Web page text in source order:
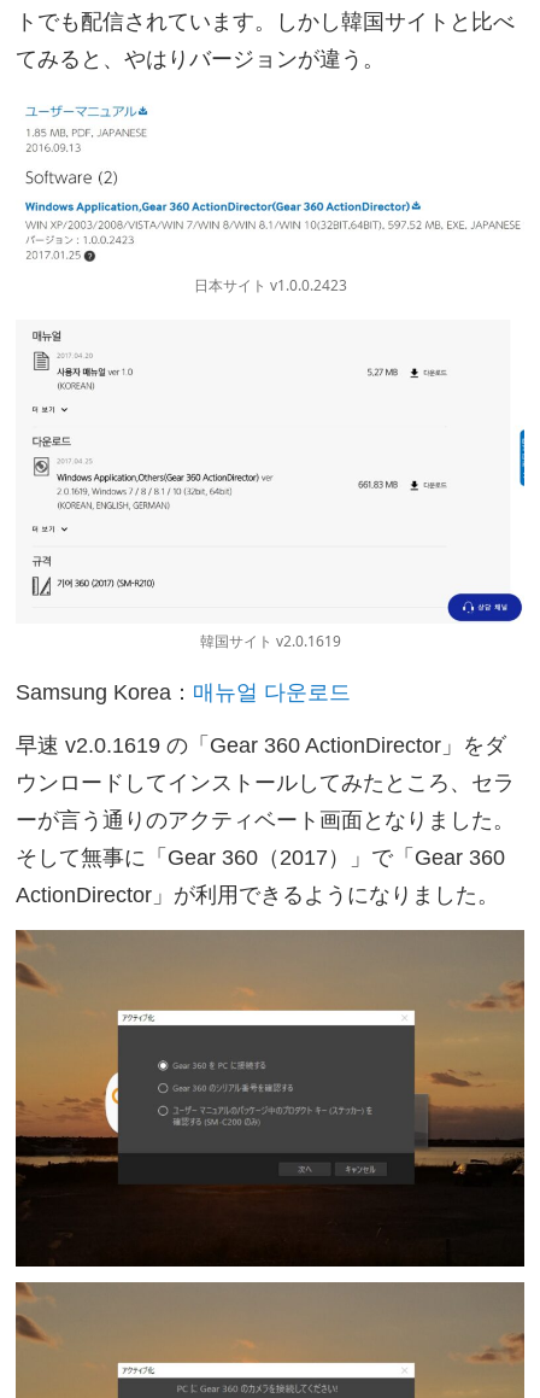
トでも配信されています。しかし韓国サイトと比べ
てみると、やはりバージョンが違う。
日本サイト v1.0.0.2423
韓国サイト v2.0.1619
Samsung Korea： 매뉴얼 다운로드
早速 v2.0.1619 の「Gear 360 ActionDirector」をダ
ウンロードしてインストールしてみたところ、セラ
ーが言う通りのアクティベート画面となりました。
そして無事に「Gear 360（2017）」で「Gear 360
ActionDirector」が利用できるようになりました。